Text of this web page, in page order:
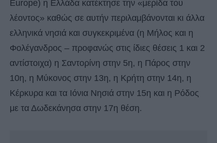
Europe) η Ελλάδα κατέκτησε την «μερίδα του
λέοντος» καθώς σε αυτήν περιλαμβάνονται κι άλλα
ελληνικά νησιά και συγκεκριμένα (η Μήλος και η
Φολέγανδρος – προφανώς στις ίδιες θέσεις 1 και 2
αντίστοιχα) η Σαντορίνη στην 5η, η Πάρος στην
10η, η Μύκονος στην 13η, η Κρήτη στην 14η, η
Κέρκυρα και τα Ιόνια Νησιά στην 15η και η Ρόδος
με τα Δωδεκάνησα στην 17η θέση.